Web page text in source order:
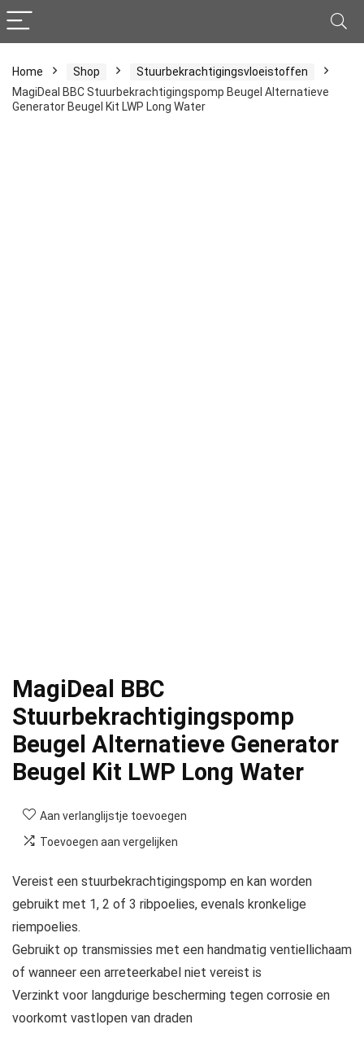
Home Shop
Stuurbekrachtigingsvloeistoffen
MagiDeal BBC Stuurbekrachtigingspomp Beugel Alternatieve
Generator Beugel Kit LWP Long Water
MagiDeal BBC
Stuurbekrachtigingspomp
Beugel Alternatieve Generator
Beugel Kit LWP Long Water
Aan verlanglijstje toevoegen
Toevoegen aan vergelijken
Vereist een stuurbekrachtigingspomp en kan worden
gebruikt met 1, 2 of 3 ribpoelies, evenals kronkelige
riempoelies.
Gebruikt op transmissies met een handmatig ventiellichaam
of wanneer een arreteerkabel niet vereist is
Verzinkt voor langdurige bescherming tegen corrosie en
voorkomt vastlopen van draden